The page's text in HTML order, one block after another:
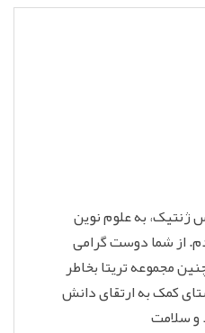
ژنتیک، به علوم نوین
از شما دوست گرامی
مجموعه تریتا بخاطر
کمک به ارتقای دانش
و سلامت